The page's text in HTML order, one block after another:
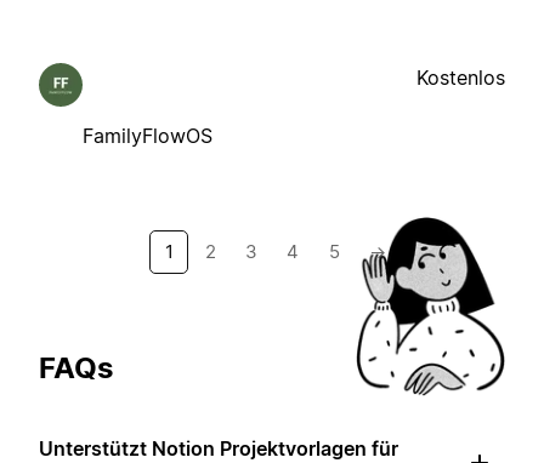
FamilyFlowOS
Kostenlos
1 2 3 4 5 →
FAQs
Unterstützt Notion Projektvorlagen für